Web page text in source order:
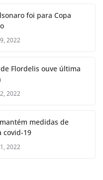
foi para Copa
2022
Flordelis ouve última
2022
medidas de
covid-19
2022